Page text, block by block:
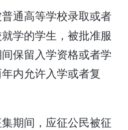
通高等学校录取或者
学的学生，被批准服
保留入学资格或者学
内允许入学或者复
期间，应征公民被征